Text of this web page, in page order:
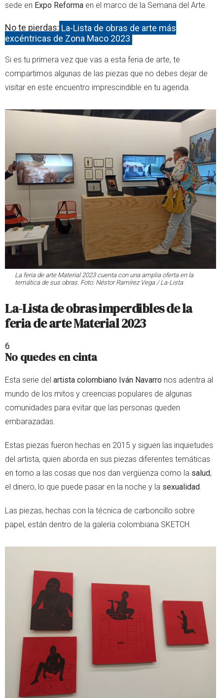
sede en Expo Reforma en el marco de la Semana del Arte.
No te pierdas: La-Lista de obras de arte más
excéntricas de Zona Maco 2023
Si es tu primera vez que vas a esta feria de arte, te
compartimos algunas de las piezas que no debes dejar de
visitar en este encuentro imprescindible en tu agenda.
La feria de arte Material 2023 cuenta con una amplia oferta en la
temática de sus obras. Foto: Néstor Ramírez Vega / La-Lista
La-Lista de obras imperdibles de la
feria de arte Material 2023
6
No quedes en cinta
Esta serie del artista colombiano Iván Navarro nos adentra al
mundo de los mitos y creencias populares de algunas
comunidades para evitar que las personas queden
embarazadas.
Estas piezas fueron hechas en 2015 y siguen las inquietudes
del artista, quien aborda en sus piezas diferentes temáticas
en torno a las cosas que nos dan vergüenza como la salud,
el dinero, lo que puede pasar en la noche y la sexualidad
Las piezas, hechas con la técnica de carboncillo sobre
papel, están dentro de la galería colombiana SKETCH.